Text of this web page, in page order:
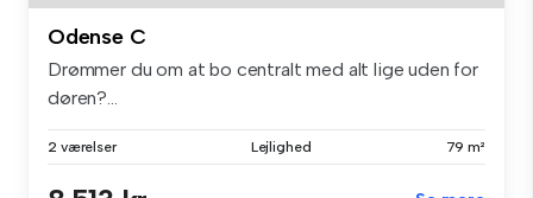
Odense C
Drømmer du om at bo centralt med alt lige uden for
døren?...
2 værelser Lejlighed 79 m²